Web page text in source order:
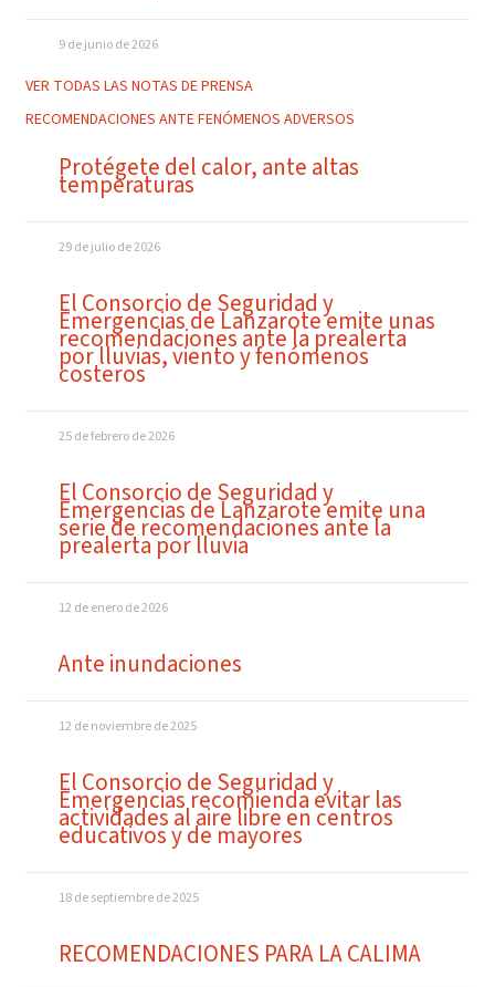
9 de junio de 2026
VER TODAS LAS NOTAS DE PRENSA
RECOMENDACIONES ANTE FENÓMENOS ADVERSOS
Protégete del calor, ante altas
temperaturas
29 de julio de 2026
El Consorcio de Seguridad y
Emergencias de Lanzarote emite unas
recomendaciones ante la prealerta
por lluvias, viento y fenómenos
costeros
25 de febrero de 2026
El Consorcio de Seguridad y
Emergencias de Lanzarote emite una
serie de recomendaciones ante la
prealerta por lluvia
12 de enero de 2026
Ante inundaciones
12 de noviembre de 2025
El Consorcio de Seguridad y
Emergencias recomienda evitar las
actividades al aire libre en centros
educativos y de mayores
18 de septiembre de 2025
RECOMENDACIONES PARA LA CALIMA